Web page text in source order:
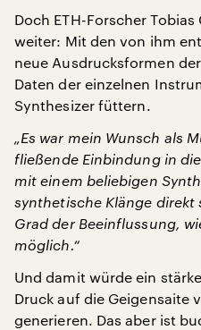
Doch ETH-Forscher
weiter: Mit den von ihm
neue Ausdrucksformen
Daten der einzelnen
Synthesizer füttern.
„Es war mein Wunsch als
fließende Einbindung in
mit einem beliebigen
synthetische Klänge direkt
Grad der Beeinflussung,
möglich.“
Und damit würde ein
Druck auf die Geigensaite
generieren. Das aber ist